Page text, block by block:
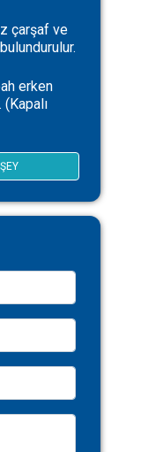
çarşaf ve
erken